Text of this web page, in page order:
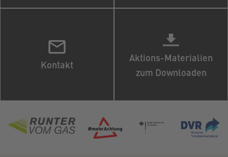
Kontakt
Aktions-Materialien
zum Downloaden